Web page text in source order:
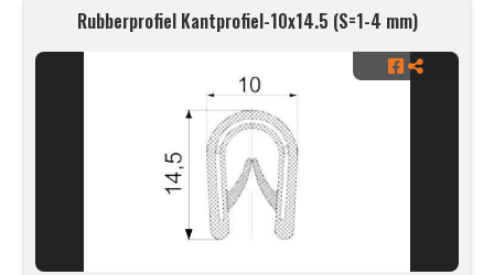
Rubberprofiel Kantprofiel-10x14.5 (S=1-4 mm)